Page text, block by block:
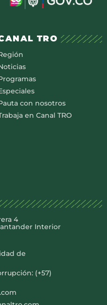
TRO
con nosotros
en Canal TRO
4
Interior
de
(+57)